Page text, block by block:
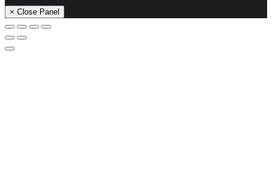
× Close Panel